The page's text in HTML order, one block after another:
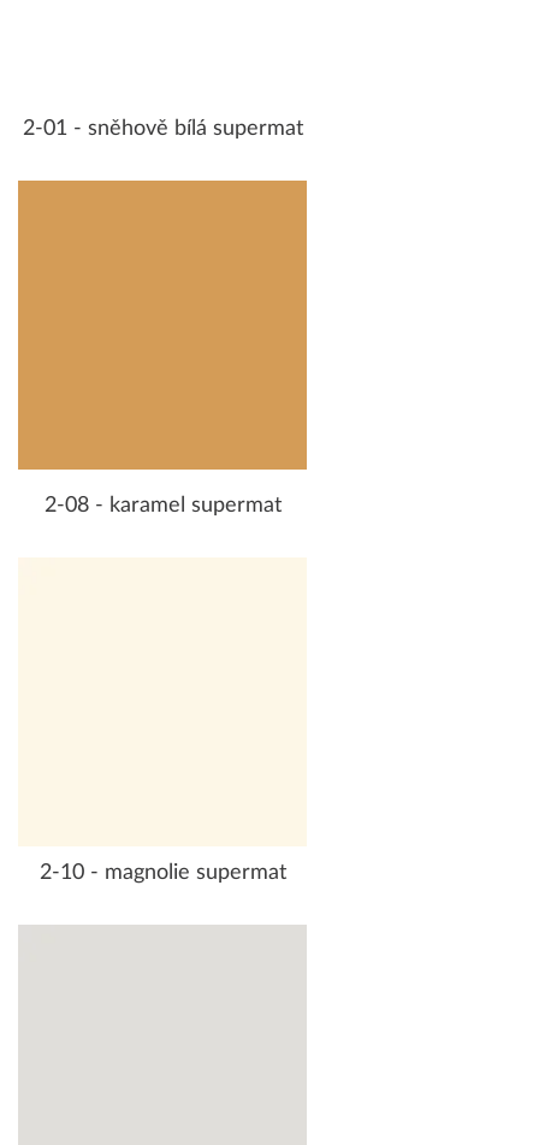
2-01 - sněhově bílá supermat
2-08 - karamel supermat
2-10 - magnolie supermat